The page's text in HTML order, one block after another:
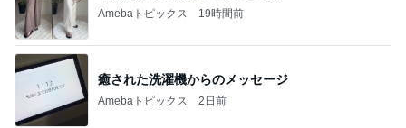
Amebaトピックス 19時間前
癒された洗濯機からのメッセージ
Amebaトピックス 2日前